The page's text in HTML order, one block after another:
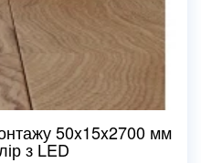
50x15x2700 мм
з LED